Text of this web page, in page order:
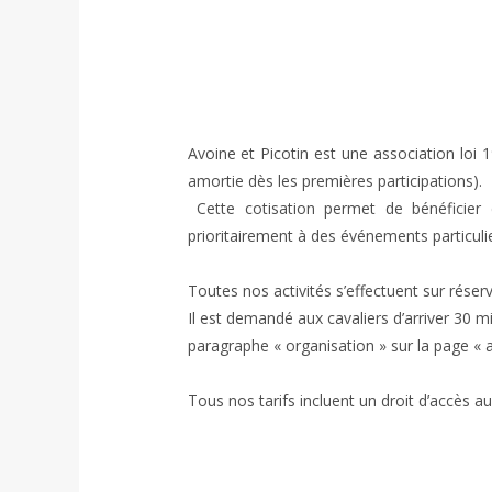
Avoine et Picotin est une association loi
amortie dès les premières participations).
Cette cotisation permet de
prioritairement à des événements
Toutes nos activités s’effectuent sur
Il est demandé aux cavaliers d’arriver 30
paragraphe « organisation » sur la page «
Tous nos tarifs incluent un droit d’accès